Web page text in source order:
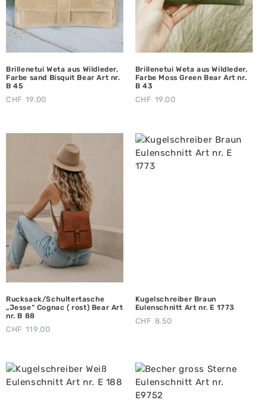
Brillenetui Weta aus Wildleder,
Farbe sand Bisquit Bear Art nr.
B 45
CHF 19.00
Brillenetui Weta aus Wildleder,
Farbe Moss Green Bear Art nr.
B 43
CHF 19.00
Rucksack/Schultertasche
„Jesse“ Cognac ( rost) Bear Art
nr. B 88
CHF 119.00
Kugelschreiber Braun
Eulenschnitt Art nr. E 1773
CHF 8.50